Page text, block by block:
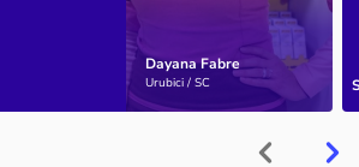
Dayana Fabre
Urubici / SC